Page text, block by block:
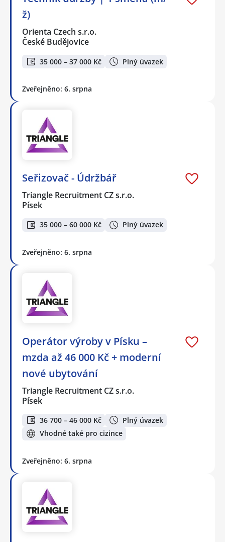
ž)
Orienta Czech s.r.o.
České Budějovice
35 000 – 37 000 Kč Plný úvazek
Zveřejněno: 6. srpna
Seřizovač - Údržbář
Triangle Recruitment CZ s.r.o.
Písek
35 000 – 60 000 Kč Plný úvazek
Zveřejněno: 6. srpna
Operátor výroby v Písku –
mzda až 46 000 Kč + moderní
nové ubytování
Triangle Recruitment CZ s.r.o.
Písek
36 700 – 46 000 Kč
Plný úvazek
Vhodné také pro cizince
Zveřejněno: 6. srpna